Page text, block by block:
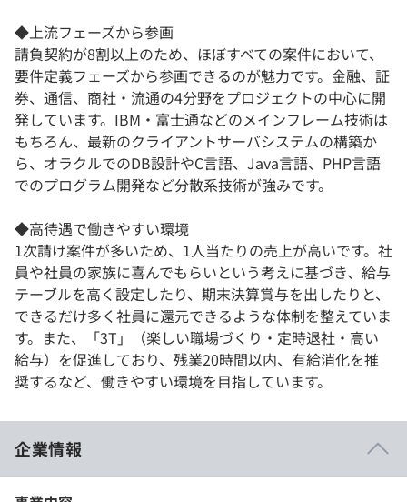
◆上流フェーズから参画
請負契約が8割以上のため、ほぼすべての案件において、
要件定義フェーズから参画できるのが魅力です。金融、証
券、通信、商社・流通の4分野をプロジェクトの中心に開
発しています。IBM・富士通などのメインフレーム技術は
もちろん、最新のクライアントサーバシステムの構築か
ら、オラクルでのDB設計やC言語、Java言語、PHP言語
でのプログラム開発など分散系技術が強みです。
◆高待遇で働きやすい環境
1次請け案件が多いため、1人当たりの売上が高いです。社
員や社員の家族に喜んでもらいという考えに基づき、給与
テーブルを高く設定したり、期末決算賞与を出したりと、
できるだけ多く社員に還元できるような体制を整えていま
す。また、「3T」（楽しい職場づくり・定時退社・高い
給与）を促進しており、残業20時間以内、有給消化を推
奨するなど、働きやすい環境を目指しています。
企業情報